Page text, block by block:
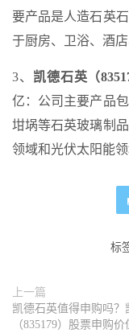
要产品是人造石英
于厨房、卫浴、酒
3、 凯德石英（
亿：公司主要产品
坩埚等石英玻璃制
领域和光伏太阳能领
标
上一篇
凯德石英值得申购吗？
（835179）股票申购